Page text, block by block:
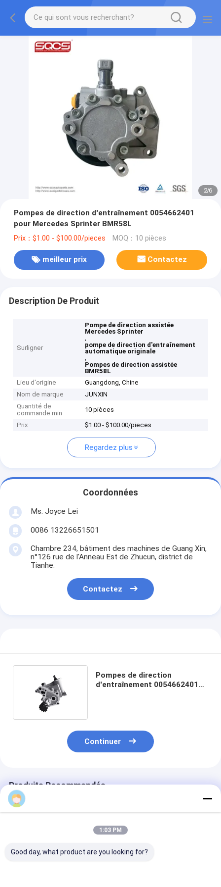
2/6
Pompes de direction d'entraînement 0054662401
pour Mercedes Sprinter BMR58L
Prix：$1.00 - $100.00/pieces MOQ：10 pièces
meilleur prix Contactez
Description De Produit
Surligner
Pompe de direction assistée
Mercedes Sprinter
,
pompe de direction d'entraînement
automatique originale
,
Pompes de direction assistée
BMR58L
Lieu d'origine
Guangdong, Chine
Nom de marque
JUNXIN
Quantité de
commande min
10 pièces
Prix $1.00 - $100.00/pieces
Regardez plus
Coordonnées
Ms. Joyce Lei
0086 13226651501
Chambre 234, bâtiment des machines de Guang Xin,
n°126 rue de l'Anneau Est de Zhucun, district de
Tianhe.
Contactez
Pompes de direction
d'entraînement 0054662401
Continuer
Produits Recommandés
1:03 PM
Good day, what product are you looking for?